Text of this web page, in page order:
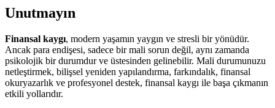
Unutmayın
Finansal kaygı, modern yaşamın yaygın ve stresli bir yönüdür.
Ancak para endişesi, sadece bir mali sorun değil, aynı zamanda
psikolojik bir durumdur ve üstesinden gelinebilir. Mali durumunuzu
netleştirmek, bilişsel yeniden yapılandırma, farkındalık, finansal
okuryazarlık ve profesyonel destek, finansal kaygı ile başa çıkmanın
etkili yollarıdır.